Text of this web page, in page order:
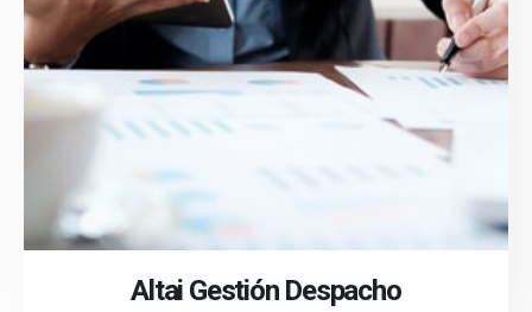
Altai Gestión Despacho